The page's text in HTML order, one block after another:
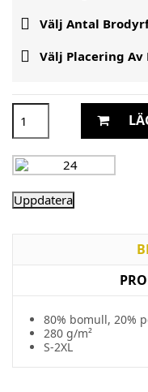
 Välj Antal
 Välj Placering Av
80% bomull, 20%
280 g/m²
S-2XL